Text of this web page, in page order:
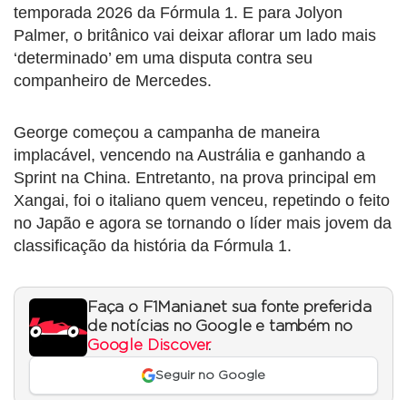
temporada 2026 da Fórmula 1. E para Jolyon
Palmer, o britânico vai deixar aflorar um lado mais
‘determinado’ em uma disputa contra seu
companheiro de Mercedes.
George começou a campanha de maneira
implacável, vencendo na Austrália e ganhando a
Sprint na China. Entretanto, na prova principal em
Xangai, foi o italiano quem venceu, repetindo o feito
no Japão e agora se tornando o líder mais jovem da
classificação da história da Fórmula 1.
Faça o F1Mania.net sua fonte preferida
de notícias no Google e também no
Google Discover.
Seguir no Google